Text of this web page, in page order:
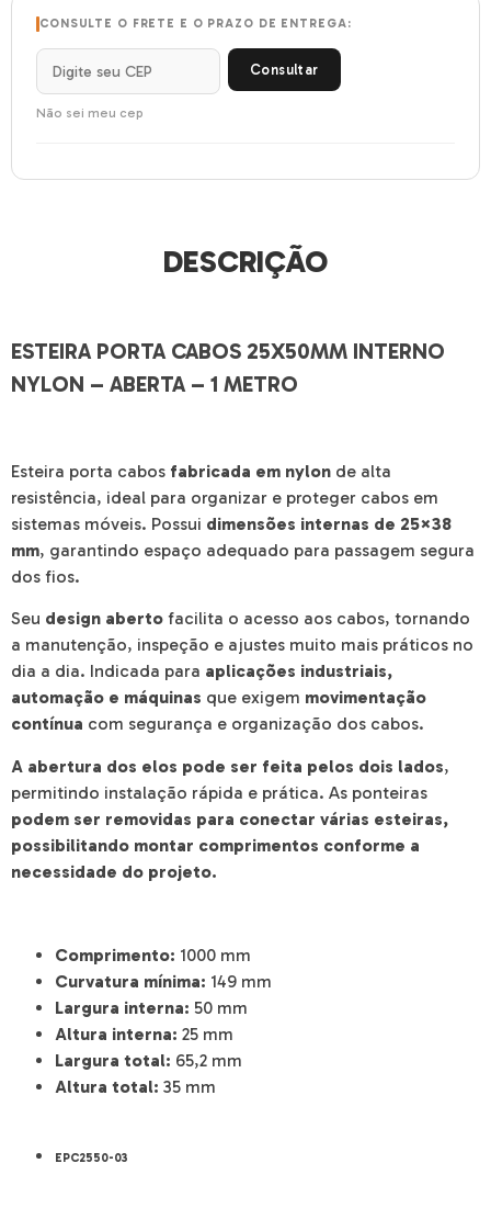
CONSULTE O FRETE E O PRAZO DE ENTREGA:
Consultar
Não sei meu cep
DESCRIÇÃO
ESTEIRA PORTA CABOS 25X50MM INTERNO
NYLON – ABERTA – 1 METRO
Esteira porta cabos fabricada em nylon de alta
resistência, ideal para organizar e proteger cabos em
sistemas móveis. Possui dimensões internas de 25×38
mm, garantindo espaço adequado para passagem segura
dos fios.
Seu design aberto facilita o acesso aos cabos, tornando
a manutenção, inspeção e ajustes muito mais práticos no
dia a dia. Indicada para aplicações industriais,
automação e máquinas que exigem movimentação
contínua com segurança e organização dos cabos.
A abertura dos elos pode ser feita pelos dois lados,
permitindo instalação rápida e prática. As ponteiras
podem ser removidas para conectar várias esteiras,
possibilitando montar comprimentos conforme a
necessidade do projeto.
Comprimento: 1000 mm
Curvatura mínima: 149 mm
Largura interna: 50 mm
Altura interna: 25 mm
Largura total: 65,2 mm
Altura total: 35 mm
EPC2550-03